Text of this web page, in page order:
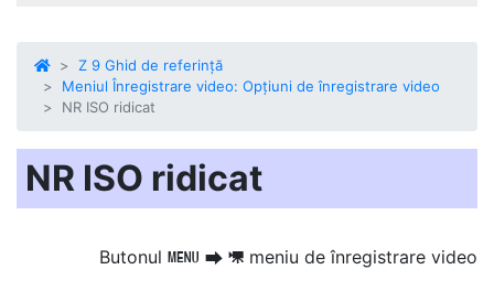
Z 9 Ghid de referință
Meniul Înregistrare video: Opțiuni de înregistrare video
NR ISO ridicat
NR ISO ridicat
Butonul G U 1 meniu de înregistrare video